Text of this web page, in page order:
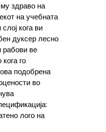
здраво на
на учебната
кога ви
дуксер лесно
рабови ве
го
подобрена
во
лого на